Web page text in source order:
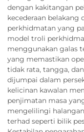
dengan kakitangan
kecederaan belakang
perkhidmatan yang
model troli
menggunakan galas
yang memastikan
tidak rata, tangga,
dijumpai dalam
kelicinan kawalan
penjimatan masa
mengelilingi
terhad seperti bilik